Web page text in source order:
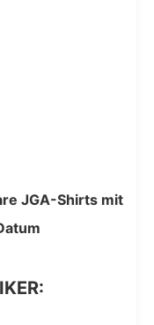
JGA-Shirts mit